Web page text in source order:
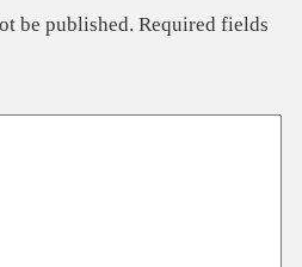
be published. Required fields